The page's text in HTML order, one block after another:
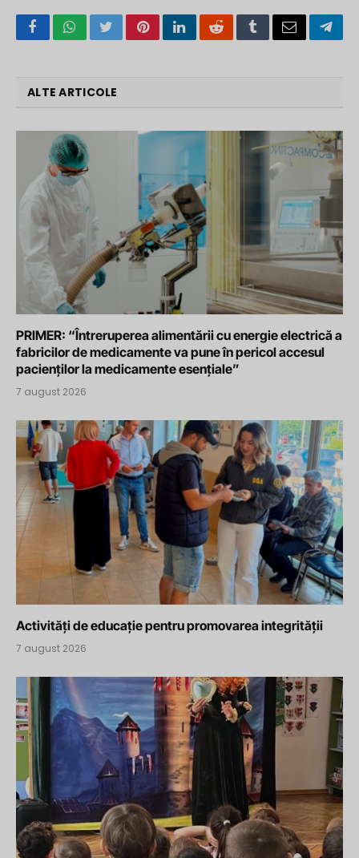
FacebookWhatsApp
TwitterPinterestLinkedInRedditTumblrEmail
ALTE ARTICOLE
PRIMER: “Întreruperea alimentării cu energie electrică a
fabricilor de medicamente va pune în pericol accesul
pacienților la medicamente esențiale”
7 august 2026
Activități de educație pentru promovarea integrității
7 august 2026